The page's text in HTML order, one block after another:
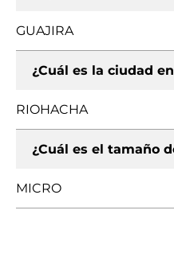
GUAJIRA
¿Cuál es la ciudad
RIOHACHA
¿Cuál es el tamaño
MICRO